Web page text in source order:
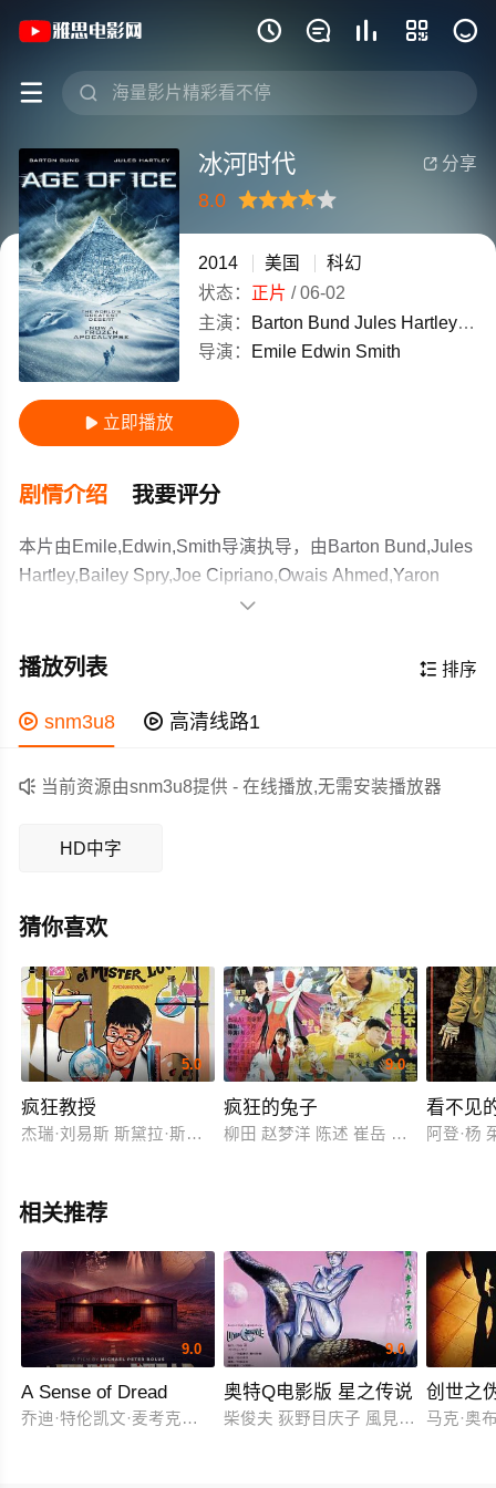
    
 
《冰河时代》(2014)美国英语高清电影
 分享
冰河时代
8.0
很差较差还行推荐力荐
2014 美国
科幻
状态： 正片 /06-02
主演：
Barton Bund Jules Hartley
导演：
Emile Edwin Smith
 立即播放
剧情介绍 我要评分
本片由Emile,Edwin,Smith导演执导，由Barton Bund,Jules
Hartley,Bailey Spry,Joe Cipriano,Owais Ahmed,Yaron
Urbas,Oz Noori,Wilfried Capet,Sue Dankha,Michael
Amine,Peter Glennon等主演，故事情节跌岩起伏、扣人心
同时带来了海啸，这样的威力不仅摧毁了附近执行任务的
气变得越来越不稳定，尤其是夜幕降临时温度急剧下降，
寒冷突然来袭，全球陷入一片恐慌与混乱之中。美国琼斯
一家此时正在埃及度假，逢此浩劫的琼斯试图逃往安全的
迎来一个新的冰河时代，狮身人面像、金字塔、撒哈拉沙
漠都覆盖在皑皑白雪之中。
作为一部 上映的科幻电影，在当期同类题材影片中具有一
定的看点，在演员表现和剧情架构上也都有不错的亮点，
剧情紧凑，角色塑造鲜明，适合喜欢科幻类电影的观众观

 排序
播放列表
 snm3u8  高清线路1
 当前资源由snm3u8提供 - 在线播放,无需安装播放器
HD中字
猜你喜欢
5.0
疯狂教授
杰瑞·刘易斯 斯黛拉·斯蒂文斯 德尔穆尔
9.0
疯狂的兔子
柳田 赵梦洋 陈述 崔岳 黄迎 常蓝天
看不见
阿登·杨
相关推荐
9.0
A Sense of Dread
乔迪·特伦凯文·麦考克尔虹膜
9.0
奥特Q电影版 星之传说
柴俊夫 荻野目庆子 風見しんご
创世之
马克·奥